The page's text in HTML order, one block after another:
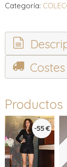
Categoría:
-55 €